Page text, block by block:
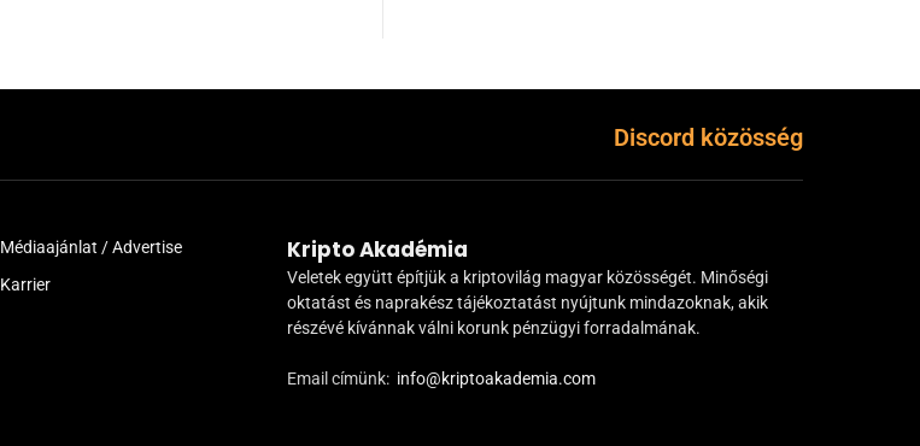
Discord közösség
Médiaajánlat / Advertise
Karrier
Kripto Akadémia
Veletek együtt építjük a kriptovilág magyar közösségét. Minőségi
oktatást és naprakész tájékoztatást nyújtunk mindazoknak, akik
részévé kívánnak válni korunk pénzügyi forradalmának.
Email címünk: info@kriptoakademia.com